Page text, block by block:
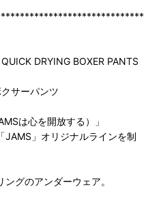
DRYING BOXER PANTS
サーパンツ
は心を開放する）」
JAMS」オリジナルラインを制
グのアンダーウェア。